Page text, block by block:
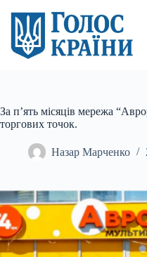
вмісту
За п’ять місяців мережа
торгових точок.
Назар Марченко